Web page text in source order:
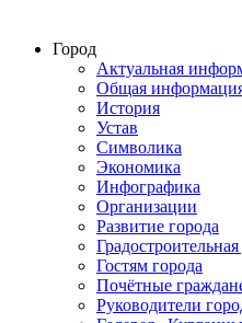
Город
Актуальная
Общая
История
Устав
Символика
Экономика
Инфографика
Организации
Развитие города
Гостям города
Почётные
Руководители